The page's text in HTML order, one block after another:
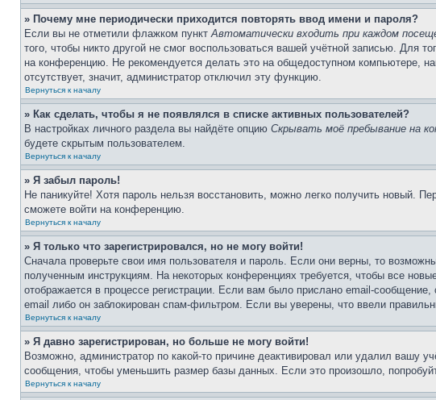
» Почему мне периодически приходится повторять ввод имени и пароля?
Если вы не отметили флажком пунктАвтоматически входить при каждом
того, чтобы никто другой не смог воспользоваться вашей учётной записью. Для
на конференцию. Не рекомендуется делать это на общедоступном компьютере,
отсутствует, значит, администратор отключил эту функцию.
Вернуться к началу
» Как сделать, чтобы я не появлялся в списке активных пользователей?
В настройках личного раздела вы найдёте опцию Скрывать моё пребывание на
будете скрытым пользователем.
Вернуться к началу
» Я забыл пароль!
Не паникуйте! Хотя пароль нельзя восстановить, можно легко получить новый.
сможете войти на конференцию.
Вернуться к началу
» Я только что зарегистрировался, но не могу войти!
Сначала проверьте свои имя пользователя и пароль. Если они верны, то
полученным инструкциям. На некоторых конференциях требуется, чтобы все
отображается в процессе регистрации. Если вам было прислано email-
email либо он заблокирован спам-фильтром. Если вы уверены, что ввели
Вернуться к началу
» Я давно зарегистрирован, но больше не могу войти!
Возможно, администратор по какой-то причине деактивировал или удалил вашу
сообщения, чтобы уменьшить размер базы данных. Если это произошло,
Вернуться к началу